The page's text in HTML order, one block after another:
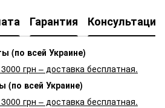
Гарантия Консультация
(по всей Украине)
грн – доставка бесплатная.
(по всей Украине)
грн – доставка бесплатная.